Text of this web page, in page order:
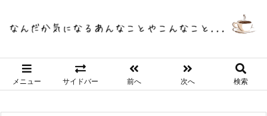
メニュー サイドバー 前へ 次へ 検索